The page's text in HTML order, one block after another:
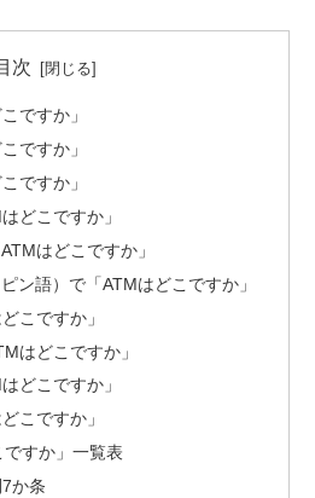
次
ですか」
ですか」
ですか」
どこですか」
はどこですか」
ン語）で「ATMはどこですか」
こですか」
はどこですか」
どこですか」
こですか」
すか」一覧表
か条